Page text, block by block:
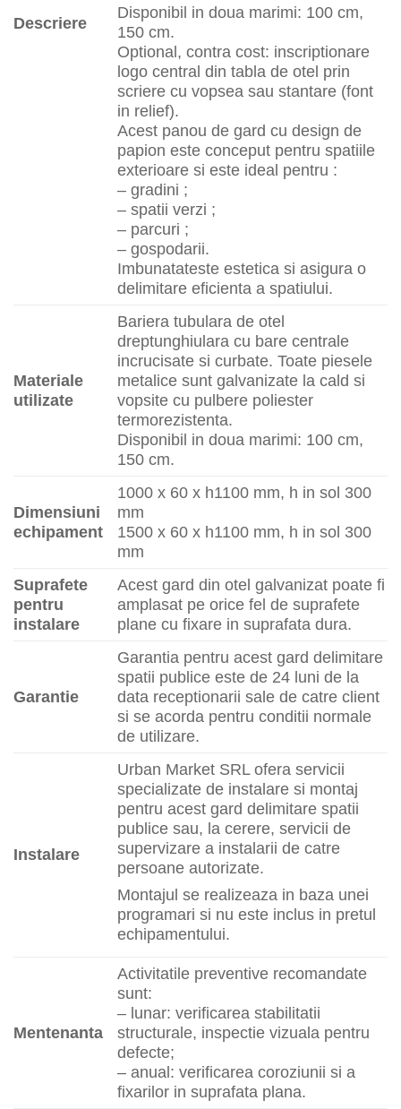
Descriere
Disponibil in doua marimi: 100 cm,
150 cm.
Optional, contra cost: inscriptionare
logo central din tabla de otel prin
scriere cu vopsea sau stantare (font
in relief).
Acest panou de gard cu design de
papion este conceput pentru spatiile
exterioare si este ideal pentru :
– gradini ;
– spatii verzi ;
– parcuri ;
– gospodarii.
Imbunatateste estetica si asigura o
delimitare eficienta a spatiului.
Materiale
utilizate
Bariera tubulara de otel
dreptunghiulara cu bare centrale
incrucisate si curbate. Toate piesele
metalice sunt galvanizate la cald si
vopsite cu pulbere poliester
termorezistenta.
Disponibil in doua marimi: 100 cm,
150 cm.
Dimensiuni
echipament
1000 x 60 x h1100 mm, h in sol 300
mm
1500 x 60 x h1100 mm, h in sol 300
mm
Suprafete
pentru
instalare
Acest gard din otel galvanizat poate fi
amplasat pe orice fel de suprafete
plane cu fixare in suprafata dura.
Garantie
Garantia pentru acest gard delimitare
spatii publice este de 24 luni de la
data receptionarii sale de catre client
si se acorda pentru conditii normale
de utilizare.
Instalare
Urban Market SRL ofera servicii
specializate de instalare si montaj
pentru acest gard delimitare spatii
publice sau, la cerere, servicii de
supervizare a instalarii de catre
persoane autorizate.
Montajul se realizeaza in baza unei
programari si nu este inclus in pretul
echipamentului.
Mentenanta
Activitatile preventive recomandate
sunt:
– lunar: verificarea stabilitatii
structurale, inspectie vizuala pentru
defecte;
– anual: verificarea coroziunii si a
fixarilor in suprafata plana.